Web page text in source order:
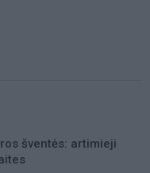
šventės: artimieji